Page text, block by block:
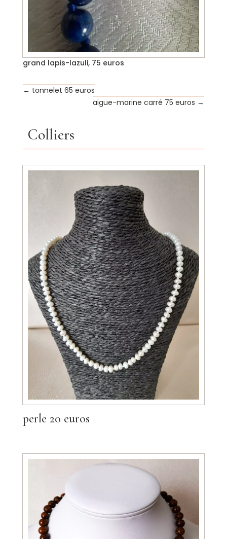
grand lapis-lazuli, 75 euros
← tonnelet 65 euros
aigue-marine carré 75 euros →
Colliers
perle 20 euros